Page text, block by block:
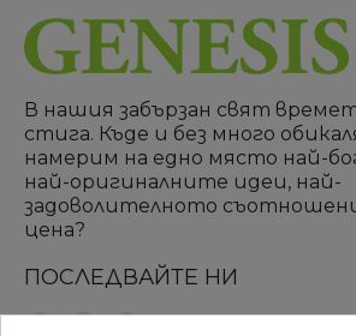
В нашия забързан свят
стига. Къде и без много
намерим на едно място най-
най-оригиналните идеи, най-
задоволителното
цена?
ПОСЛЕДВАЙТЕ НИ